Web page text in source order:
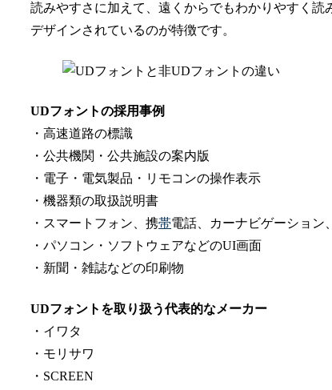
読みやすさに加えて、遠くからでもわかりやすく
デザインされているのが特徴です。
UDフォントの採用事例
・高速道路の標識
・公共機関・公共施設の案内版
・電子・電気製品・リモコンの操作表示
・機器類の取扱説明書
・スマートフォン、携帯電話、カーナビゲーション、
・パソコン・ソフトウェアなどのUI画面
・新聞・雑誌などの印刷物
UDフォントを取り扱う代表的なメーカー
・イワタ
・モリサワ
・SCREEN